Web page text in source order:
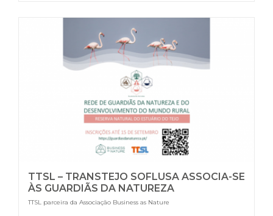
TTSL – TRANSTEJO SOFLUSA ASSOCIA-SE
ÀS GUARDIÃS DA NATUREZA
TTSL parceira da Associação Business as Nature